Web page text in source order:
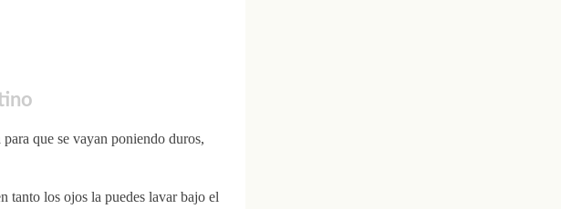
que se vayan poniendo duros,
tanto los ojos la puedes lavar bajo el